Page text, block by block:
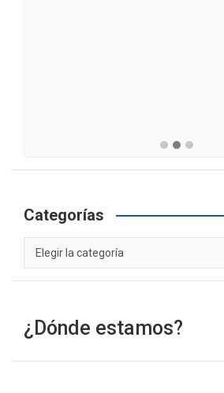
Categorías
Categorías
¿Dónde estamos?